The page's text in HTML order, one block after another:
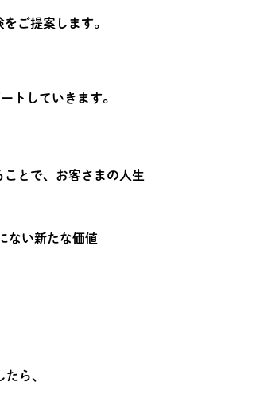
ご提案します。
トしていきます。
とで、お客さまの人生
ない新たな価値
ら、